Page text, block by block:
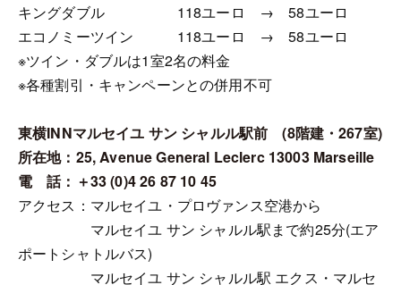
キングダブル 118ユーロ → 58ユーロ
エコノミーツイン 118ユーロ → 58ユーロ
※ツイン・ダブルは1室2名の料金
※各種割引・キャンペーンとの併用不可
東横INNマルセイユ サン シャルル駅前 (8階建・267室)
所在地：25, Avenue General Leclerc 13003 Marseille
電 話：＋33 (0)4 26 87 10 45
アクセス：マルセイユ・プロヴァンス空港から
マルセイユ サン シャルル駅まで約25分(エア
ポートシャトルバス)
マルセイユ サン シャルル駅 エクス・マルセ